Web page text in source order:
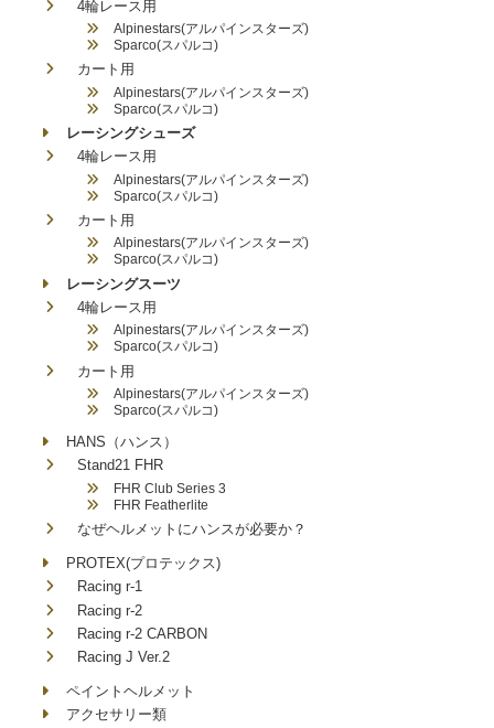
4輪レース用
Alpinestars(アルパインスターズ)
Sparco(スパルコ)
カート用
Alpinestars(アルパインスターズ)
Sparco(スパルコ)
レーシングシューズ
4輪レース用
Alpinestars(アルパインスターズ)
Sparco(スパルコ)
カート用
Alpinestars(アルパインスターズ)
Sparco(スパルコ)
レーシングスーツ
4輪レース用
Alpinestars(アルパインスターズ)
Sparco(スパルコ)
カート用
Alpinestars(アルパインスターズ)
Sparco(スパルコ)
HANS（ハンス）
Stand21 FHR
FHR Club Series 3
FHR Featherlite
なぜヘルメットにハンスが必要か？
PROTEX(プロテックス)
Racing r-1
Racing r-2
Racing r-2 CARBON
Racing J Ver.2
ペイントヘルメット
アクセサリー類